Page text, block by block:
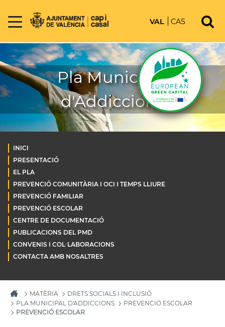
VAL CAS
Pla Municipal
d'Addiccions
INICI
PRESENTACIÓ
EL PLA
PREVENCIÓ COMUNITÀRIA I OCI I TEMPS LLIURE
PREVENCIÓ FAMILIAR
PREVENCIÓ ESCOLAR
CENTRE DE DOCUMENTACIÓ
PUBLICACIONS DEL PMD
CONVENIS I COL·LABORACIONS
CONTACTA AMB NOSALTRES
MATÈRIA
DRETS SOCIALS I INCLUSIÓ
PLA MUNICIPAL D'ADDICCIONS
PREVENCIÓ ESCOLAR
PREVENCIÓ ESCOLAR